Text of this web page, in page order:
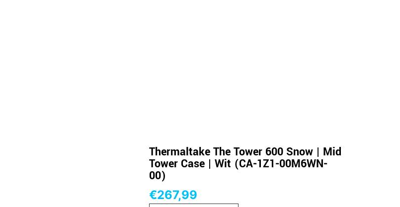
Thermaltake The Tower 600 Snow | Mid
Tower Case | Wit (CA-1Z1-00M6WN-
00)
€267,99